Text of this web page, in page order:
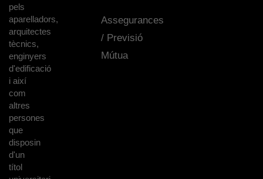
pels
aparelladors,
arquitectes
tècnics,
enginyers
d'edificació
i així
com
altres
persones
que
disposin
d'un
títol
Assegurances
/ Previsió
Mútua